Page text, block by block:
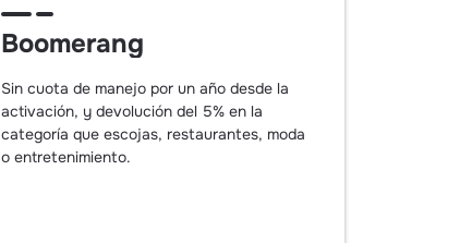
Boomerang
Sin cuota de manejo por un año desde la
activación, y devolución del 5% en la
categoría que escojas, restaurantes, moda
o entretenimiento.